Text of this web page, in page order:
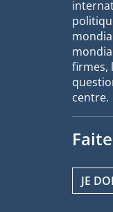
firmes,
centre.
JE